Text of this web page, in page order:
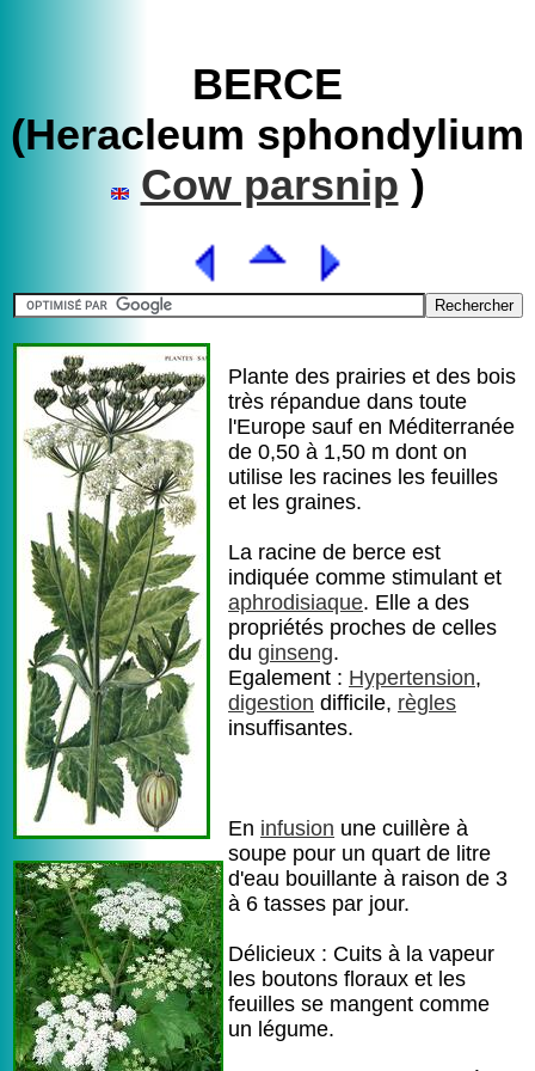
BERCE
(Heracleum sphondylium
Cow parsnip )
Plante des prairies et des bois
très répandue dans toute
l'Europe sauf en Méditerranée
de 0,50 à 1,50 m dont on
utilise les racines les feuilles
et les graines.
La racine de berce est
indiquée comme stimulant et
aphrodisiaque. Elle a des
propriétés proches de celles
du ginseng.
Egalement : Hypertension,
digestion difficile, règles
insuffisantes.
En infusion une cuillère à
soupe pour un quart de litre
d'eau bouillante à raison de 3
à 6 tasses par jour.
Délicieux : Cuits à la vapeur
les boutons floraux et les
feuilles se mangent comme
un légume.